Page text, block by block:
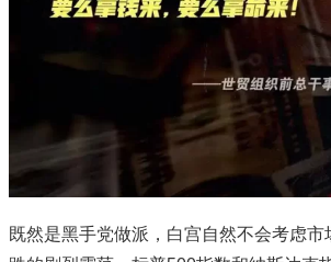
既然是黑手党做派，白宫自然不会考虑